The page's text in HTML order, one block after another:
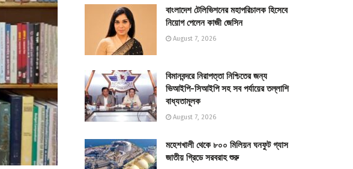
বাংলাদেশ টেলিভিশনের মহাপরিচালক হিসেবে
নিয়োগ পেলেন কাজী জেসিন
August 7, 2026
বিমানবন্দরে নিরাপত্তা নিশ্চিতের জন্য
ভিআইপি-সিআইপি সহ সব পর্যায়ের তল্লাশি
বাধ্যতামূলক
August 7, 2026
মহেশখালী থেকে ৮০০ মিলিয়ন ঘনফুট গ্যাস
জাতীয় গ্রিডে সরবরাহ শুরু